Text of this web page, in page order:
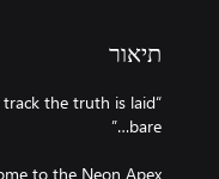
תיאור
the truth is laid